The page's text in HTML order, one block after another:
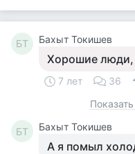
БТ Бахыт Токишев
Хорошие люди,
7 лет 36
БТ Бахыт Токишев
А я помыл